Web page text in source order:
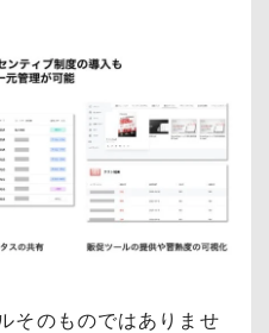
そのものではありませ